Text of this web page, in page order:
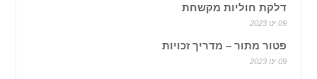
דלקת חוליות מקשחת
09 ינו 2023
פטור מתור – מדריך זכויות
09 ינו 2023